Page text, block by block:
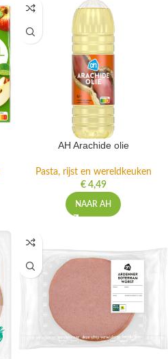
AH Arachide olie
Pasta, rijst en wereldkeuken
€4,49
NAAR AH